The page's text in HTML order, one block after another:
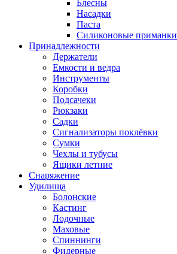
Блесны
Насадки
Паста
Силиконовые приманки
Принадлежности
Держатели
Емкости и ведра
Инструменты
Коробки
Подсачеки
Рюкзаки
Садки
Сигнализаторы поклёвки
Сумки
Чехлы и тубусы
Ящики летние
Снаряжение
Удилища
Болонские
Кастинг
Лодочные
Маховые
Спиннинги
Фидерные